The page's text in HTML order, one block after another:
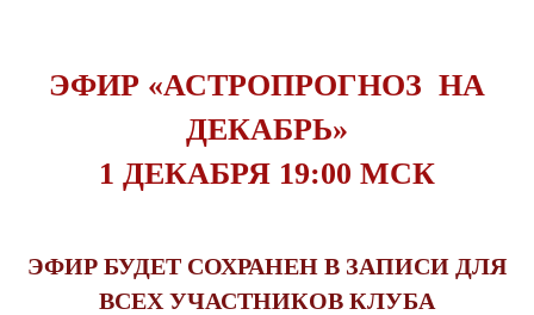
ЭФИР «АСТРОПРОГНОЗ НА
ДЕКАБРЬ»
1 ДЕКАБРЯ 19:00 МСК
ЭФИР БУДЕТ СОХРАНЕН В ЗАПИСИ ДЛЯ
ВСЕХ УЧАСТНИКОВ КЛУБА